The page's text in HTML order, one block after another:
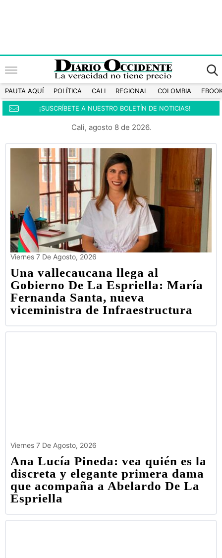
PAUTA AQUÍ POLÍTICA CALI REGIONAL COLOMBIA
¡SUSCRÍBETE A NUESTRO BOLETÍN DE NOTICIAS!
Cali, agosto 8 de 2026.
Viernes 7 De Agosto, 2026
Una vallecaucana llega al
Gobierno De La Espriella: María
Fernanda Santa, nueva
viceministra de Infraestructura
Viernes 7 De Agosto, 2026
Ana Lucía Pineda: vea quién es la
discreta y elegante primera dama
que acompaña a Abelardo De La
Espriella